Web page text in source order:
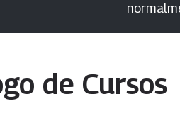
de Cursos